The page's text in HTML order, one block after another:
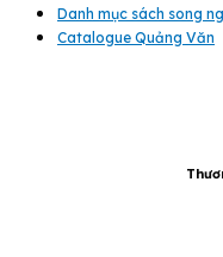
Danh mục sách song
Catalogue Quảng Văn